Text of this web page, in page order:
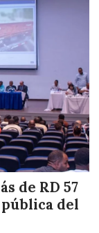
de RD 57
del